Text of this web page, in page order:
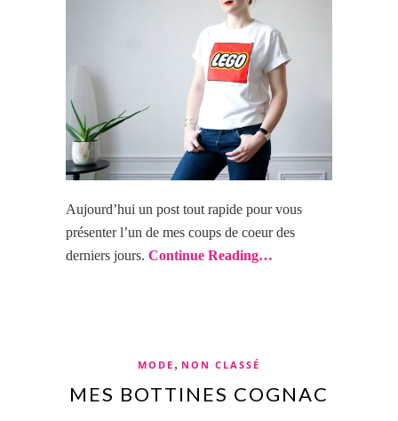
Aujourd’hui un post tout rapide pour vous
présenter l’un de mes coups de coeur des
derniers jours. Continue Reading…
MODE , NON CLASSÉ
MES BOTTINES COGNAC